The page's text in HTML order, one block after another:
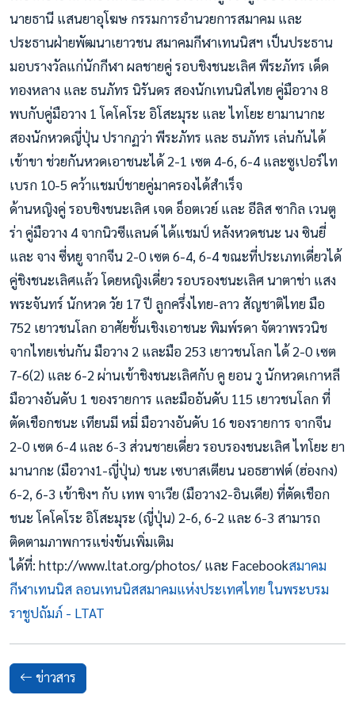
นายธานี แสนยาอุโฆษ กรรมการอำนวยการสมาคม และ
ประธานฝ่ายพัฒนาเยาวชน สมาคมกีฬาเทนนิสฯ เป็นประธาน
มอบรางวัลแก่นักกีฬา ผลชายคู่ รอบชิงชนะเลิศ พีระภัทร เด็ด
ทองหลาง และ ธนภัทร นิรันดร สองนักเทนนิสไทย คู่มือวาง 8
พบกับคู่มือวาง 1 โคโคโระ อิโสะมุระ และ ไทโยะ ยามานากะ
สองนักหวดญี่ปุ่น ปรากฏว่า พีระภัทร และ ธนภัทร เล่นกันได้
เข้าขา ช่วยกันหวดเอาชนะได้ 2-1 เซต 4-6, 6-4 และซูเปอร์ไท
เบรก 10-5 คว้าแชมป์ชายคู่มาครองได้สำเร็จ
ด้านหญิงคู่ รอบชิงชนะเลิศ เจด อ็อตเวย์ และ อีลิส ซากิล เวนตู
ร่า คู่มือวาง 4 จากนิวซีแลนด์ ได้แชมป์ หลังหวดชนะ นง ซินยี่
และ จาง ซี่หยู จากจีน 2-0 เซต 6-4, 6-4 ขณะที่ประเภทเดี่ยวได้
คู่ชิงชนะเลิศแล้ว โดยหญิงเดี่ยว รอบรองชนะเลิศ นาตาช่า แสง
พระจันทร์ นักหวด วัย 17 ปี ลูกครึ่งไทย-ลาว สัญชาติไทย มือ
752 เยาวชนโลก อาศัยชั้นเชิงเอาชนะ พิมพ์รดา จัตวาพรวนิช
จากไทยเช่นกัน มือวาง 2 และมือ 253 เยาวชนโลก ได้ 2-0 เซต
7-6(2) และ 6-2 ผ่านเข้าชิงชนะเลิศกับ คู ยอน วู นักหวดเกาหลี
มือวางอันดับ 1 ของรายการ และมืออันดับ 115 เยาวชนโลก ที่
ตัดเชือกชนะ เทียนมี หมี่ มือวางอันดับ 16 ของรายการ จากจีน
2-0 เซต 6-4 และ 6-3 ส่วนชายเดี่ยว รอบรองชนะเลิศ ไทโยะ ยา
มานากะ (มือวาง1-ญี่ปุ่น) ชนะ เซบาสเตียน นอธฮาฟต์ (ฮ่องกง)
6-2, 6-3 เข้าชิงฯ กับ เทพ จาเวีย (มือวาง2-อินเดีย) ที่ตัดเชือก
ชนะ โคโคโระ อิโสะมุระ (ญี่ปุ่น) 2-6, 6-2 และ 6-3 สามารถ
ติดตามภาพการแข่งขันเพิ่มเติม
ได้ที่: http://www.ltat.org/photos/ และ Facebookสมาคม
กีฬาเทนนิส ลอนเทนนิสสมาคมแห่งประเทศไทย ในพระบรม
ราชูปถัมภ์ - LTAT
ข่าวสาร